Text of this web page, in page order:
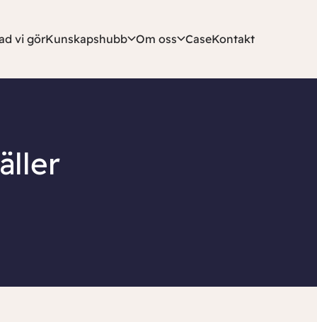
vi görKunskapshubb Om oss CaseKontakt